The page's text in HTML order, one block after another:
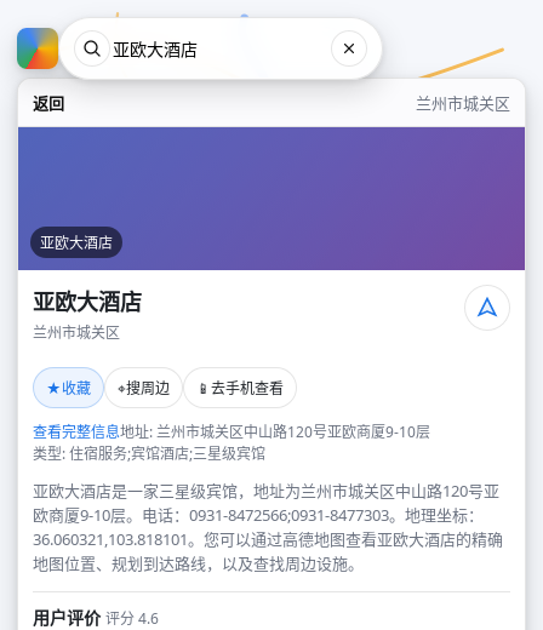
返回 兰州市城关区
亚欧大酒店
亚欧大酒店
兰州市城关区
★收藏 ⌖搜周边 📱 去手机查看
查看完整信息地址: 兰州市城关区中山路120号亚欧商厦9-10层
类型: 住宿服务;宾馆酒店;三星级宾馆
亚欧大酒店是一家三星级宾馆，地址为兰州市城关区中山路120号亚
欧商厦9-10层。电话：0931-8472566;0931-8477303。地理坐标：
36.060321,103.818101。您可以通过高德地图查看亚欧大酒店的精确
地图位置、规划到达路线，以及查找周边设施。
用户评价评分 4.6